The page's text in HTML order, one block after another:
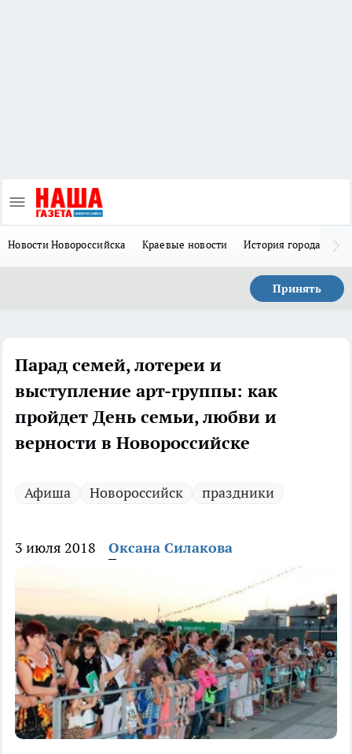
Новости Новороссийска Краевые новости История города Н
Принять
Парад семей, лотереи и
выступление арт-группы: как
пройдет День семьи, любви и
верности в Новороссийске
Афиша Новороссийск праздники
3 июля 2018 Оксана Силакова